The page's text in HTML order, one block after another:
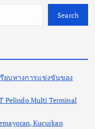
Search
ยบทางการแข่งขันของ
Pelindo Multi Terminal
Kucurkan